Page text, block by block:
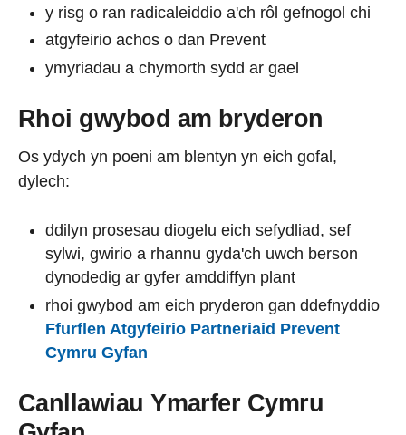
y risg o ran radicaleiddio a'ch rôl gefnogol chi
atgyfeirio achos o dan Prevent
ymyriadau a chymorth sydd ar gael
Rhoi gwybod am bryderon
Os ydych yn poeni am blentyn yn eich gofal,
dylech:
ddilyn prosesau diogelu eich sefydliad, sef
sylwi, gwirio a rhannu gyda'ch uwch berson
dynodedig ar gyfer amddiffyn plant
rhoi gwybod am eich pryderon gan ddefnyddio
Ffurflen Atgyfeirio Partneriaid Prevent
Cymru Gyfan
Canllawiau Ymarfer Cymru